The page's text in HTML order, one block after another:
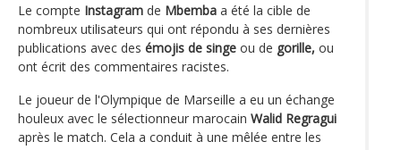
Le compte Instagram de Mbemba a été la cible de
nombreux utilisateurs qui ont répondu à ses dernières
publications avec des émojis de singe ou de gorille, ou
ont écrit des commentaires racistes.
Le joueur de l'Olympique de Marseille a eu un échange
houleux avec le sélectionneur marocain Walid Regragui
après le match. Cela a conduit à une mêlée entre les